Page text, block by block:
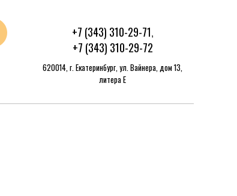
+7 (343) 310-29-71,
+7 (343) 310-29-72
620014, г. Екатеринбург, ул. Вайнера, дом 13,
литера Е